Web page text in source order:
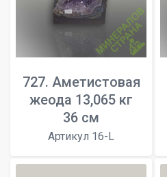
727. Аметистовая
жеода 13,065 кг
36 см
Артикул 16-L